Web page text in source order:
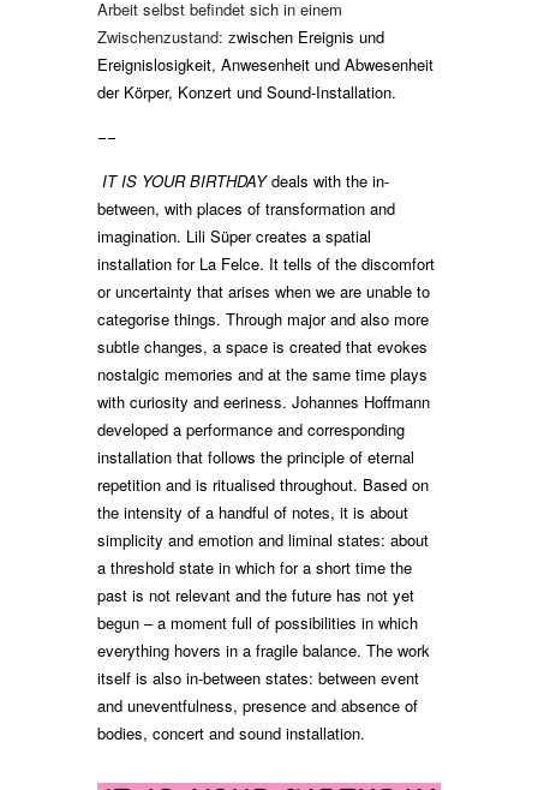
Arbeit selbst befindet sich in einem
Zwischenzustand: zwischen Ereignis und
Ereignislosigkeit, Anwesenheit und Abwesenheit
der Körper, Konzert und Sound-Installation.
––
IT IS YOUR BIRTHDAY deals with the in-
between, with places of transformation and
imagination. Lili Süper creates a spatial
installation for La Felce. It tells of the discomfort
or uncertainty that arises when we are unable to
categorise things. Through major and also more
subtle changes, a space is created that evokes
nostalgic memories and at the same time plays
with curiosity and eeriness. Johannes Hoffmann
developed a performance and corresponding
installation that follows the principle of eternal
repetition and is ritualised throughout. Based on
the intensity of a handful of notes, it is about
simplicity and emotion and liminal states: about
a threshold state in which for a short time the
past is not relevant and the future has not yet
begun – a moment full of possibilities in which
everything hovers in a fragile balance. The work
itself is also in-between states: between event
and uneventfulness, presence and absence of
bodies, concert and sound installation.